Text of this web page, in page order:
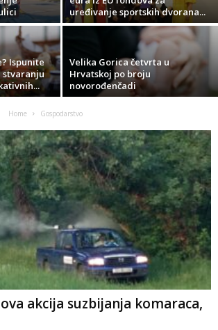
uređivanje sportskih dvorana...
Ispunite
stvaranju
Velika Gorica četvrta u
Hrvatskoj po broju
novorođenčadi
Home Gospodarstvo
akcija suzbijanja komaraca,